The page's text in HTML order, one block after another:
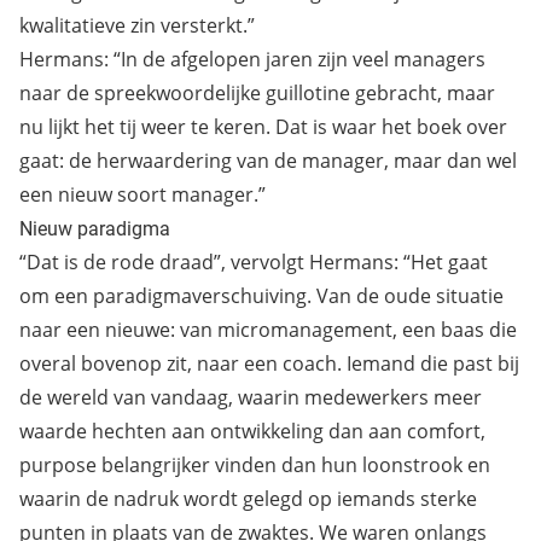
kwalitatieve zin versterkt.”
Hermans: “In de afgelopen jaren zijn veel managers
naar de spreekwoordelijke guillotine gebracht, maar
nu lijkt het tij weer te keren. Dat is waar het boek over
gaat: de herwaardering van de manager, maar dan wel
een nieuw soort manager.”
Nieuw paradigma
“Dat is de rode draad”, vervolgt Hermans: “Het gaat
om een paradigmaverschuiving. Van de oude situatie
naar een nieuwe: van micromanagement, een baas die
overal bovenop zit, naar een coach. Iemand die past bij
de wereld van vandaag, waarin medewerkers meer
waarde hechten aan ontwikkeling dan aan comfort,
purpose belangrijker vinden dan hun loonstrook en
waarin de nadruk wordt gelegd op iemands sterke
punten in plaats van de zwaktes. We waren onlangs